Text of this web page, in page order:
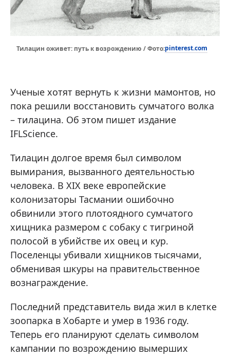
Тилацин оживет: путь к возрождению / Фото:pinterest.com
Ученые хотят вернуть к жизни мамонтов, но
пока решили восстановить сумчатого волка
– тилацина. Об этом пишет издание
IFLScience.
Тилацин долгое время был символом
вымирания, вызванного деятельностью
человека. В XIX веке европейские
колонизаторы Тасмании ошибочно
обвинили этого плотоядного сумчатого
хищника размером с собаку с тигриной
полосой в убийстве их овец и кур.
Поселенцы убивали хищников тысячами,
обменивая шкуры на правительственное
вознаграждение.
Последний представитель вида жил в клетке
зоопарка в Хобарте и умер в 1936 году.
Теперь его планируют сделать символом
кампании по возрождению вымерших